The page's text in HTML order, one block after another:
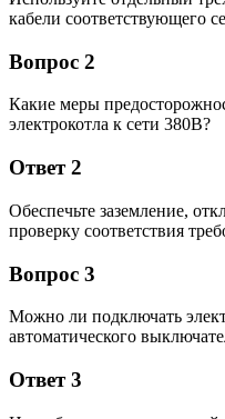
кабели соответствующего
Вопрос 2
Какие меры
электрокотла к сети 380В?
Ответ 2
Обеспечьте заземление,
проверку соответствия
Вопрос 3
Можно ли подключать
автоматического
Ответ 3